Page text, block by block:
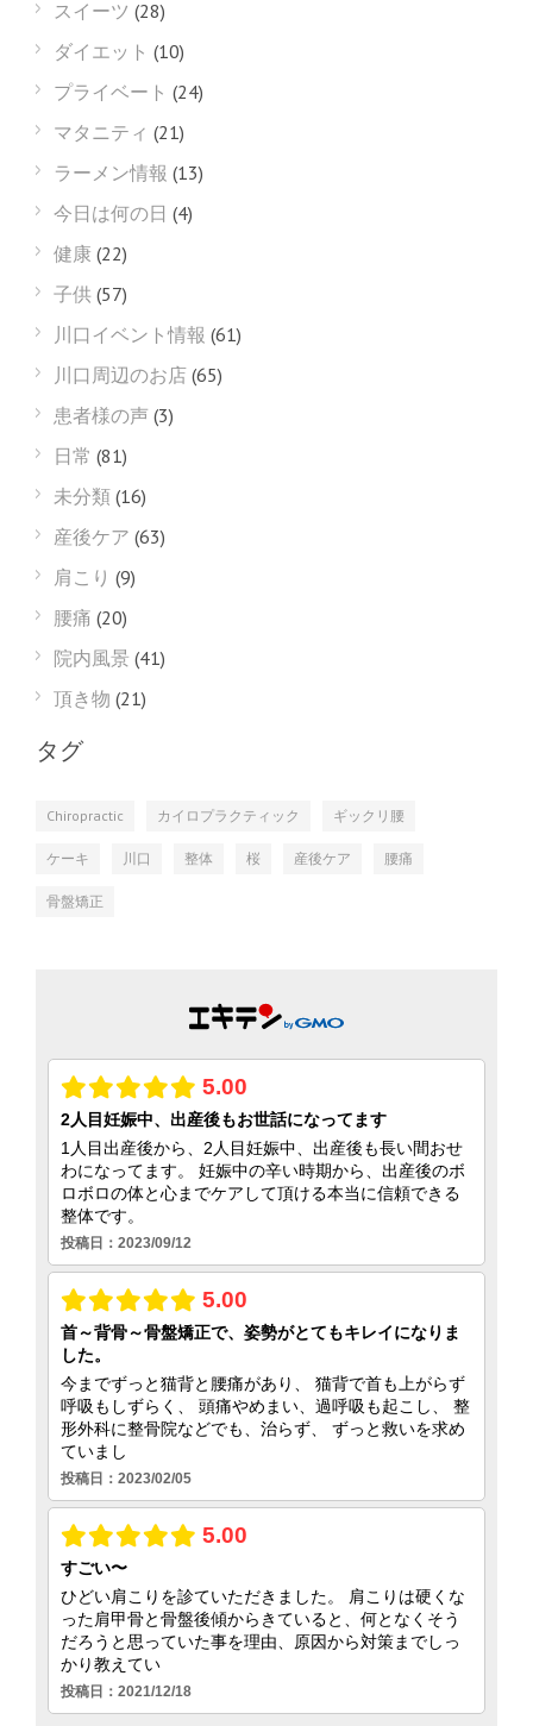
スイーツ (28)
ダイエット (10)
プライベート (24)
マタニティ (21)
ラーメン情報 (13)
今日は何の日 (4)
健康 (22)
子供 (57)
川口イベント情報 (61)
川口周辺のお店 (65)
患者様の声 (3)
日常 (81)
未分類 (16)
産後ケア (63)
肩こり (9)
腰痛 (20)
院内風景 (41)
頂き物 (21)
タグ
Chiropractic カイロプラクティック ギックリ腰
ケーキ 川口 整体 桜 産後ケア 腰痛
骨盤矯正